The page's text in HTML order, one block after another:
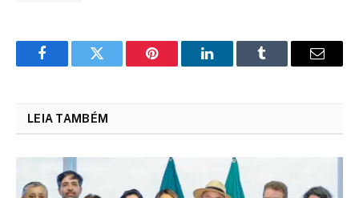
FacebookTwitter Pinterest LinkedInTumblr Email
LEIA TAMBÉM